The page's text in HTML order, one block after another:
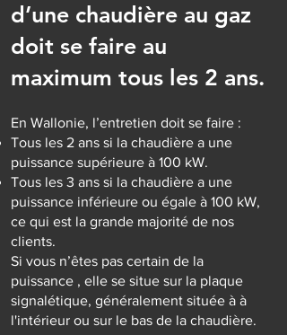
d’une chaudière au gaz
doit se faire au
maximum tous les 2 ans.
En Wallonie, l’entretien doit se faire :
Tous les 2 ans si la chaudière a une
puissance supérieure à 100 kW.
Tous les 3 ans si la chaudière a une
puissance inférieure ou égale à 100 kW,
ce qui est la grande majorité de nos
clients.
Si vous n’êtes pas certain de la
puissance , elle se situe sur la plaque
signalétique, généralement située à à
l'intérieur ou sur le bas de la chaudière.